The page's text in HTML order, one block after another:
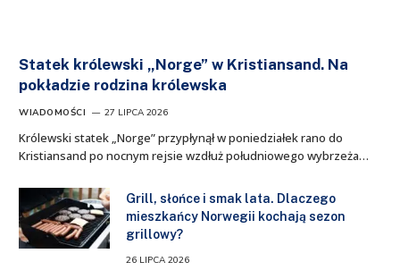
Statek królewski „Norge” w Kristiansand. Na
pokładzie rodzina królewska
WIADOMOŚCI 27 LIPCA 2026
Królewski statek „Norge” przypłynął w poniedziałek rano do
Kristiansand po nocnym rejsie wzdłuż południowego wybrzeża…
Grill, słońce i smak lata. Dlaczego
mieszkańcy Norwegii kochają sezon
grillowy?
26 LIPCA 2026